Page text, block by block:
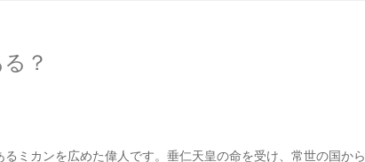
？
ミカンを広めた偉人です。垂仁天皇の命を受け、常世の国から